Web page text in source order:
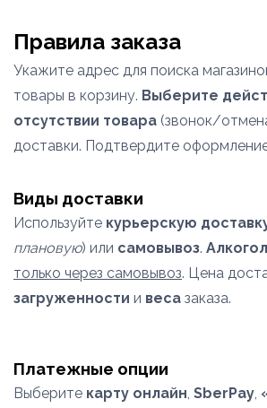
Правила заказа
Укажите адрес для поиска
товары в корзину. Выберите
отсутствии товара (звонок/
доставки. Подтвердите
Виды доставки
Используйте курьерскую
плановую) или самовывоз.
только через самовывоз. Цена
загруженности и веса заказа.
Платежные опции
Выберите карту онлайн, SberPay,